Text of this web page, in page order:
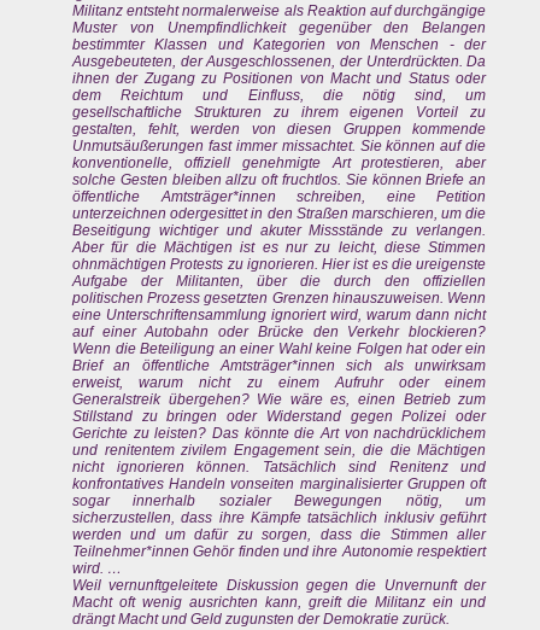
Militanz entsteht normalerweise als Reaktion auf durchgängige
Muster von Unempfindlichkeit gegenüber den Belangen
bestimmter Klassen und Kategorien von Menschen - der
Ausgebeuteten, der Ausgeschlossenen, der Unterdrückten. Da
ihnen der Zugang zu Positionen von Macht und Status oder
dem Reichtum und Einfluss, die nötig sind, um
gesellschaftliche Strukturen zu ihrem eigenen Vorteil zu
gestalten, fehlt, werden von diesen Gruppen kommende
Unmutsäußerungen fast immer missachtet. Sie können auf die
konventionelle, offiziell genehmigte Art protestieren, aber
solche Gesten bleiben allzu oft fruchtlos. Sie können Briefe an
öffentliche Amtsträger*innen schreiben, eine Petition
unterzeichnen odergesittet in den Straßen marschieren, um die
Beseitigung wichtiger und akuter Missstände zu verlangen.
Aber für die Mächtigen ist es nur zu leicht, diese Stimmen
ohnmächtigen Protests zu ignorieren. Hier ist es die ureigenste
Aufgabe der Militanten, über die durch den offiziellen
politischen Prozess gesetzten Grenzen hinauszuweisen. Wenn
eine Unterschriftensammlung ignoriert wird, warum dann nicht
auf einer Autobahn oder Brücke den Verkehr blockieren?
Wenn die Beteiligung an einer Wahl keine Folgen hat oder ein
Brief an öffentliche Amtsträger*innen sich als unwirksam
erweist, warum nicht zu einem Aufruhr oder einem
Generalstreik übergehen? Wie wäre es, einen Betrieb zum
Stillstand zu bringen oder Widerstand gegen Polizei oder
Gerichte zu leisten? Das könnte die Art von nachdrücklichem
und renitentem zivilem Engagement sein, die die Mächtigen
nicht ignorieren können. Tatsächlich sind Renitenz und
konfrontatives Handeln vonseiten marginalisierter Gruppen oft
sogar innerhalb sozialer Bewegungen nötig, um
sicherzustellen, dass ihre Kämpfe tatsächlich inklusiv geführt
werden und um dafür zu sorgen, dass die Stimmen aller
Teilnehmer*innen Gehör finden und ihre Autonomie respektiert
wird. …
Weil vernunftgeleitete Diskussion gegen die Unvernunft der
Macht oft wenig ausrichten kann, greift die Militanz ein und
drängt Macht und Geld zugunsten der Demokratie zurück.